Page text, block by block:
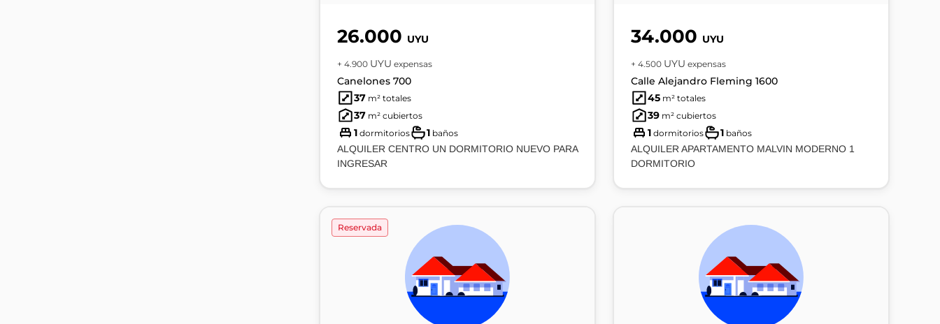
26.000 UYU
+ 4.900 UYU expensas
Canelones 700
37 m² totales
37 m² cubiertos
1 dormitorios 1 baños
ALQUILER CENTRO UN DORMITORIO NUEVO PARA
INGRESAR
34.000 UYU
+ 4.500 UYU expensas
Calle Alejandro Fleming 1600
45 m² totales
39 m² cubiertos
1 dormitorios 1 baños
ALQUILER APARTAMENTO MALVIN MODERNO 1
DORMITORIO
Reservada